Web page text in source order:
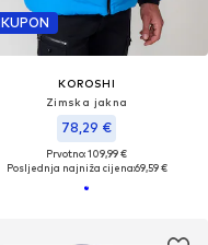
KUPON
KOROSHI
Zimska jakna
78,29 €
Prvotno: 109,99 €
Posljednja najniža cijena:69,59 €